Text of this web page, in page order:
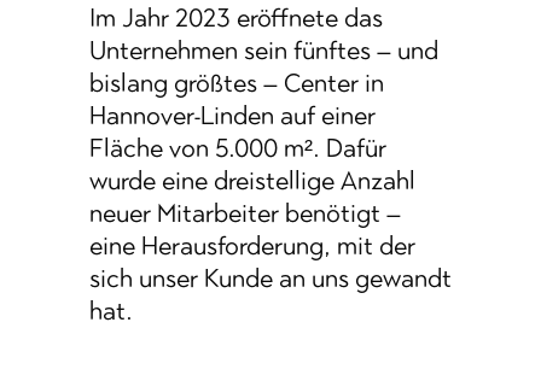
Im Jahr 2023 eröffnete das
Unternehmen sein fünftes – und
bislang größtes – Center in
Hannover-Linden auf einer
Fläche von 5.000 m². Dafür
wurde eine dreistellige Anzahl
neuer Mitarbeiter benötigt –
eine Herausforderung, mit der
sich unser Kunde an uns gewandt
hat.